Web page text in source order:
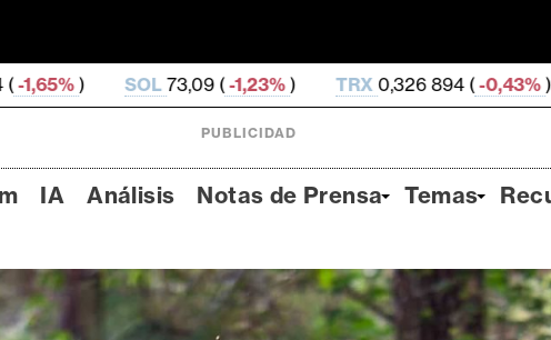
-1,23%) TRX0,326 894 (-0,43% HYPE 54,91 (-3,67%)
PUBLICIDAD
IA Análisis Notas de Prensa Temas